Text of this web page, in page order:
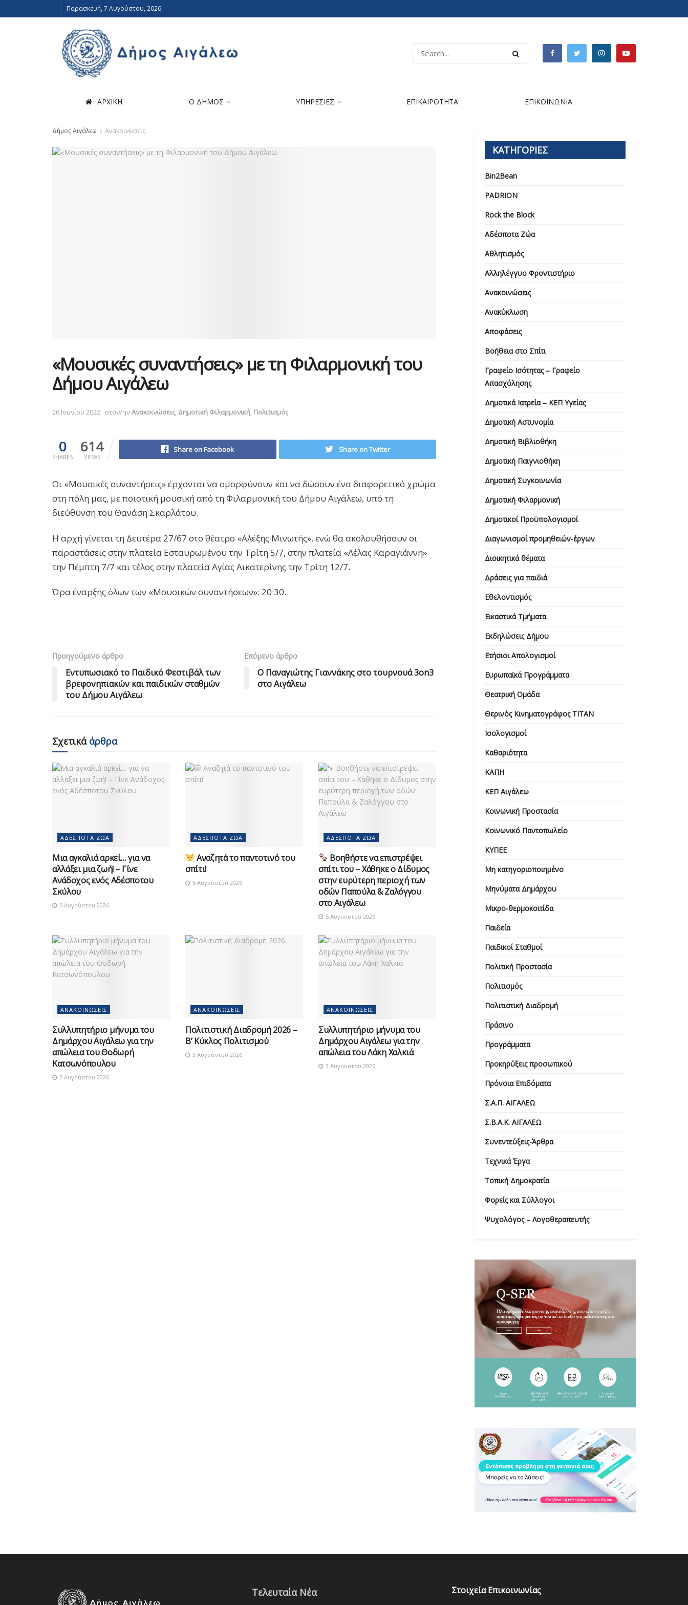
Παρασκευή, 7 Αυγούστου, 2026
ΑΡΧΙΚΗ Ο ΔΗΜΟΣ ΥΠΗΡΕΣΙΕΣ ΕΠΙΚΑΙΡΟΤΗΤΑ ΕΠΙΚΟΙΝΩΝΙΑ
Δήμος Αιγάλεω Ανακοινώσεις
«Μουσικές συναντήσεις» με τη Φιλαρμονική του
Δήμου Αιγάλεω
26 Ιουνίου 2022 στον/ηνΑνακοινώσεις, Δημοτική Φιλαρμονική, Πολιτισμός
0
SHARES
614
VIEWS
Share on Facebook Share on Twitter
Οι «Μουσικές συναντήσεις» έρχονται να ομορφύνουν και να δώσουν ένα διαφορετικό χρώμα
στη πόλη μας, με ποιοτική μουσική από τη Φιλαρμονική του Δήμου Αιγάλεω, υπό τη
διεύθυνση του Θανάση Σκαρλάτου.
Η αρχή γίνεται τη Δευτέρα 27/67 στο θέατρο «Αλέξης Μινωτής», ενώ θα ακολουθήσουν οι
παραστάσεις στην πλατεία Εσταυρωμένου την Τρίτη 5/7, στην πλατεία «Λέλας Καραγιάννη»
την Πέμπτη 7/7 και τέλος στην πλατεία Αγίας Αικατερίνης την Τρίτη 12/7.
Ώρα έναρξης όλων των «Μουσικών συναντήσεων»: 20:30.
Προηγούμενο άρθρο
Εντυπωσιακό το Παιδικό Φεστιβάλ των
βρεφονηπιακών και παιδικών σταθμών
του Δήμου Αιγάλεω
Επόμενο άρθρο
Ο Παναγιώτης Γιαννάκης στο τουρνουά 3on3
στο Αιγάλεω
Σχετικάάρθρα
ΑΔΈΣΠΟΤΑ ΖΏΑ
Μια αγκαλιά αρκεί… για να
αλλάξει μια ζωή! – Γίνε
Ανάδοχος ενός Αδέσποτου
Σκύλου
5 Αυγούστου 2026
ΑΔΈΣΠΟΤΑ ΖΏΑ
Αναζητά το παντοτινό του
σπίτι!
5 Αυγούστου 2026
ΑΔΈΣΠΟΤΑ ΖΏΑ
Βοηθήστε να επιστρέψει
σπίτι του – Χάθηκε ο Δίδυμος
στην ευρύτερη περιοχή των
οδών Παπούλα & Ζαλόγγου
στο Αιγάλεω
5 Αυγούστου 2026
ΑΝΑΚΟΙΝΏΣΕΙΣ
Συλλυπητήριο μήνυμα του
Δημάρχου Αιγάλεω για την
απώλεια του Θοδωρή
Κατσωνόπουλου
5 Αυγούστου 2026
ΑΝΑΚΟΙΝΏΣΕΙΣ
Πολιτιστική Διαδρομή 2026 –
Β’ Κύκλος Πολιτισμού
3 Αυγούστου 2026
ΑΝΑΚΟΙΝΏΣΕΙΣ
Συλλυπητήριο μήνυμα του
Δημάρχου Αιγάλεω για την
απώλεια του Λάκη Χαλκιά
3 Αυγούστου 2026
ΚΑΤΗΓΟΡΙΕΣ
Bin2Bean
PADRION
Rock the Block
Αδέσποτα Ζώα
Αθλητισμός
Αλληλέγγυο Φροντιστήριο
Ανακοινώσεις
Ανακύκλωση
Αποφάσεις
Βοήθεια στο Σπίτι
Γραφείο Ισότητας – Γραφείο
Απασχόλησης
Δημοτικά Ιατρεία – ΚΕΠ Υγείας
Δημοτική Αστυνομία
Δημοτική Βιβλιοθήκη
Δημοτική Παιγνιοθήκη
Δημοτική Συγκοινωνία
Δημοτική Φιλαρμονική
Δημοτικοί Προϋπολογισμοί
Διαγωνισμοί προμηθειών-έργων
Διοικητικά θέματα
Δράσεις για παιδιά
Εθελοντισμός
Εικαστικά Τμήματα
Εκδηλώσεις Δήμου
Ετήσιοι Απολογισμοί
Ευρωπαϊκά Προγράμματα
Θεατρική Ομάδα
Θερινός Κινηματογράφος ΤΙΤΑΝ
Ισολογισμοί
Καθαριότητα
ΚΑΠΗ
ΚΕΠ Αιγάλεω
Κοινωνική Προστασία
Κοινωνικό Παντοπωλείο
ΚΥΠΕΕ
Μη κατηγοριοποιημένο
Μηνύματα Δημάρχου
Μικρο-θερμοκοιτίδα
Παιδεία
Παιδικοί Σταθμοί
Πολιτική Προστασία
Πολιτισμός
Πολιτιστική Διαδρομή
Πράσινο
Προγράμματα
Προκηρύξεις προσωπικού
Πρόνοια Επιδόματα
Σ.Α.Π. ΑΙΓΑΛΕΩ
Σ.Β.Α.Κ. ΑΙΓΑΛΕΩ
Συνεντεύξεις-Άρθρα
Τεχνικά Έργα
Τοπική Δημοκρατία
Φορείς και Σύλλογοι
Ψυχολόγος – Λογοθεραπευτής
Τελευταία Νέα Στοιχεία Επικοινωνίας